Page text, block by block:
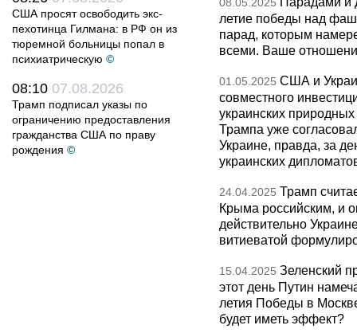
США просят освободить экс-
пехотинца Гилмана: в РФ он из
тюремной больницы попал в
психиатрическую ©
08:10 07.08.2026
Трамп подписал указы по
ограничению предоставления
гражданства США по праву
рождения ©
летие победы над
парад, которым
всеми. Ваше
01.05.2025 США и
совместного
украинских
Трампа уже
Украине, правда, за
украинских
24.04.2025 Трамп
Крыма российским, и
действительно
витиеватой
15.04.2025 Зеленский
этот день Путин
летия Победы в
будет иметь эффект?